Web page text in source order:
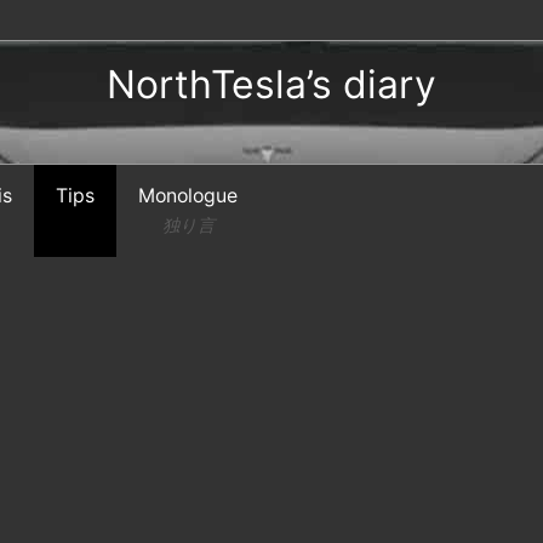
NorthTesla’s diary
Tips Monologue
独り言